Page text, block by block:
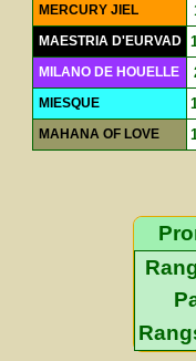
MERCURY JIEL
MAESTRIA D'EURVAD
MILANO DE HOUELLE
MIESQUE
MAHANA OF LOVE